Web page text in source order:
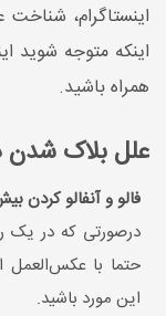
اینستاگرام،
اینکه متوجه شوید
همراه باشید.
علل بلاک شدن
فالو و آنفالو کردن
درصورتی که در یک
حتما با عکس‌العمل
این مورد باشید.